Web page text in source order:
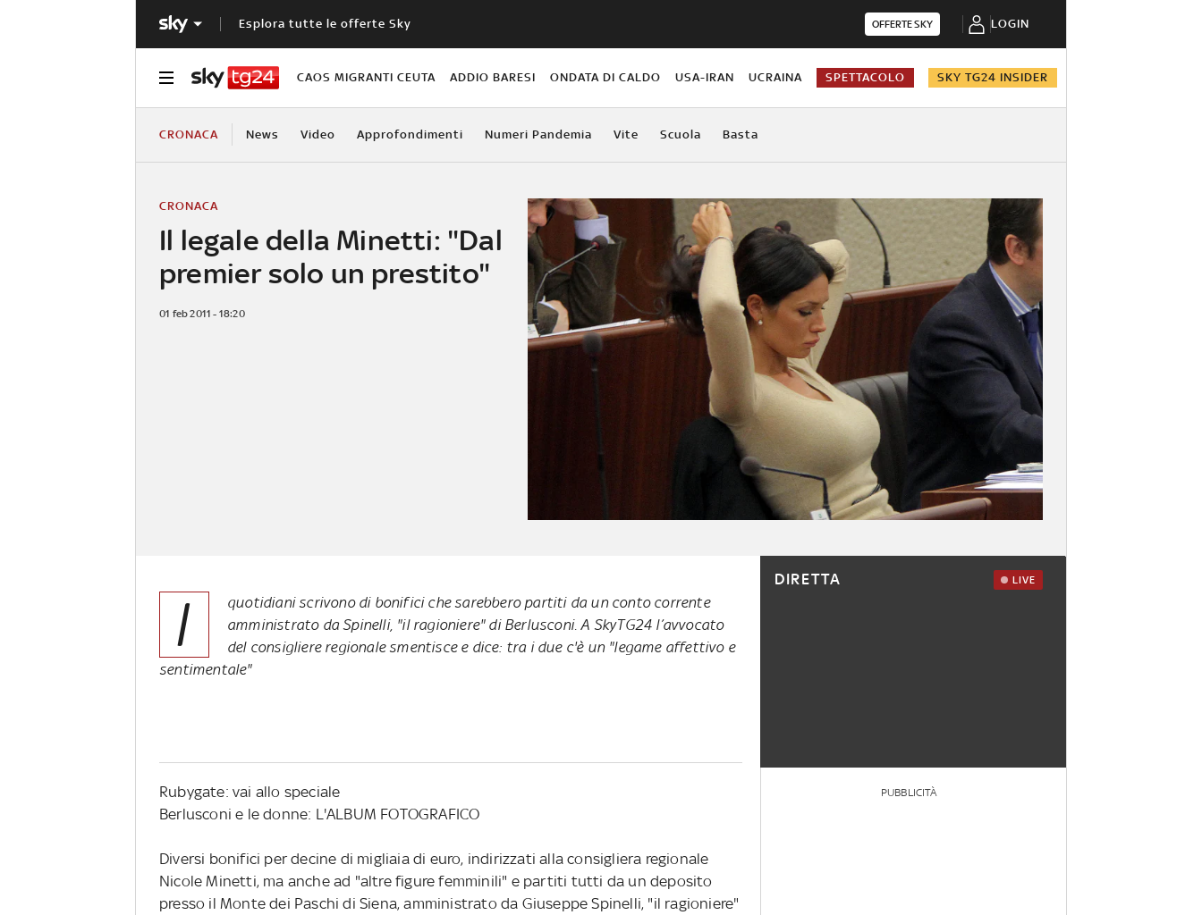
Esplora tutte le offerte Sky OFFERTE SKY LOGIN
CAOS MIGRANTI CEUTA ADDIO BARESI ONDATA DI CALDO USA-IRAN UCRAINA SPETTACOLO SKY TG24 INSIDER
CRONACA News Video Approfondimenti Numeri Pandemia Vite Scuola Basta
Il legale della Minetti: "Dal
premier solo un prestito"
CRONACA
01 feb 2011 - 18:20
I
quotidiani scrivono di bonifici che sarebbero partiti da un conto corrente
amministrato da Spinelli, "il ragioniere" di Berlusconi. A SkyTG24 l’avvocato
del consigliere regionale smentisce e dice: tra i due c'è un "legame affettivo e
sentimentale"
Rubygate: vai allo speciale
Berlusconi e le donne: L'ALBUM FOTOGRAFICO
Diversi bonifici per decine di migliaia di euro, indirizzati alla consigliera regionale
Nicole Minetti, ma anche ad "altre figure femminili" e partiti tutti da un deposito
presso il Monte dei Paschi di Siena, amministrato da Giuseppe Spinelli, "il ragioniere"
DIRETTA LIVE
PUBBLICITÀ